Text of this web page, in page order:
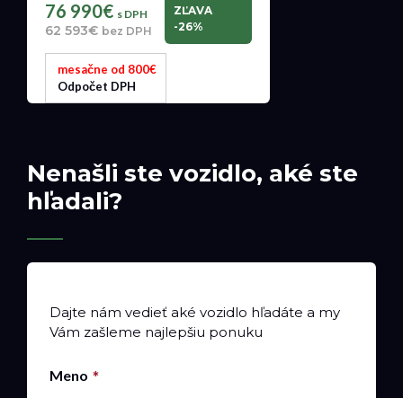
76 990€ s DPH
62 593€ bez DPH
ZĽAVA
-26%
mesačne od 800€
Odpočet DPH
Nenašli ste vozidlo, aké ste
hľadali?
Dajte nám vedieť aké vozidlo hľadáte a my
Vám zašleme najlepšiu ponuku
Meno